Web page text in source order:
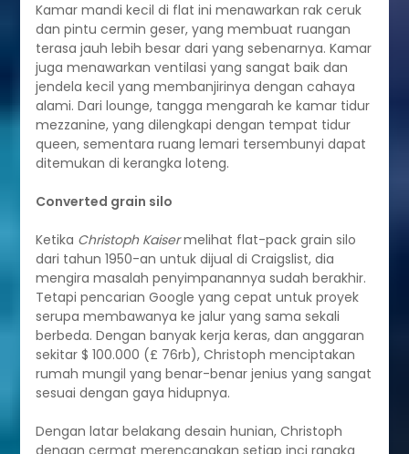
Kamar mandi kecil di flat ini menawarkan rak ceruk
dan pintu cermin geser, yang membuat ruangan
terasa jauh lebih besar dari yang sebenarnya. Kamar
juga menawarkan ventilasi yang sangat baik dan
jendela kecil yang membanjirinya dengan cahaya
alami. Dari lounge, tangga mengarah ke kamar tidur
mezzanine, yang dilengkapi dengan tempat tidur
queen, sementara ruang lemari tersembunyi dapat
ditemukan di kerangka loteng.
Converted grain silo
Ketika Christoph Kaisermelihat flat-pack grain silo
dari tahun 1950-an untuk dijual di Craigslist, dia
mengira masalah penyimpanannya sudah berakhir.
Tetapi pencarian Google yang cepat untuk proyek
serupa membawanya ke jalur yang sama sekali
berbeda. Dengan banyak kerja keras, dan anggaran
sekitar $ 100.000 (£ 76rb), Christoph menciptakan
rumah mungil yang benar-benar jenius yang sangat
sesuai dengan gaya hidupnya.
Dengan latar belakang desain hunian, Christoph